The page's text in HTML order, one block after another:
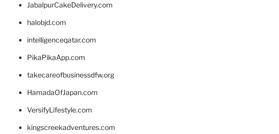
JabalpurCakeDelivery.com
halobjd.com
intelligenceqatar.com
PikaPikaApp.com
takecareofbusinessdfw.org
HamadaOfJapan.com
VersifyLifestyle.com
kingscreekadventures.com